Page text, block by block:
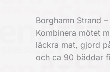
Borghamn Strand
Kombinera mötet
läckra mat, gjord
och ca 90 bäddar